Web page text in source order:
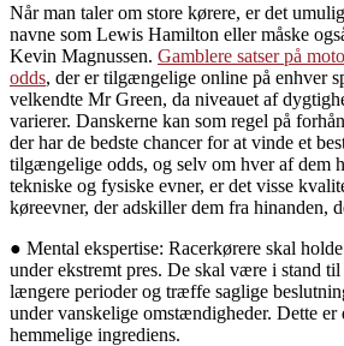
Når man taler om store kørere, er det
navne som Lewis Hamilton eller måske
Kevin Magnussen. Gamblere satser på
odds, der er tilgængelige online på enhver
velkendte Mr Green, da niveauet af
varierer. Danskerne kan som regel på
der har de bedste chancer for at vinde et
tilgængelige odds, og selv om hver af dem
tekniske og fysiske evner, er det visse
køreevner, der adskiller dem fra hinanden,
● Mental ekspertise: Racerkørere skal
under ekstremt pres. De skal være i stand
længere perioder og træffe saglige
under vanskelige omstændigheder. Dette er
hemmelige ingrediens.